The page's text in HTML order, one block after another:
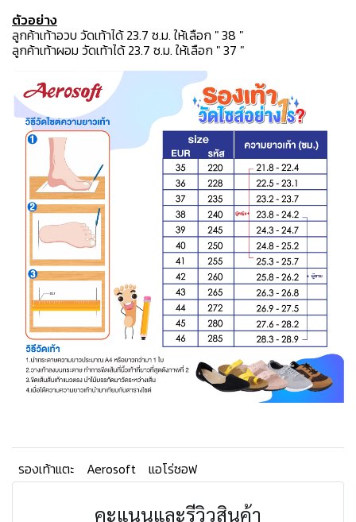
ตัวอย่าง
ลูกค้าเท้าอวบ วัดเท้าได้ 23.7 ซ.ม. ให้เลือก " 38 "
ลูกค้าเท้าผอม วัดเท้าได้ 23.7 ซ.ม. ให้เลือก " 37 "
รองเท้าแตะ Aerosoft แอโร่ซอฟ
คะแนนและรีวิวสินค้า